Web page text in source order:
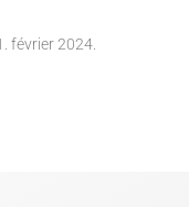
février 2024.